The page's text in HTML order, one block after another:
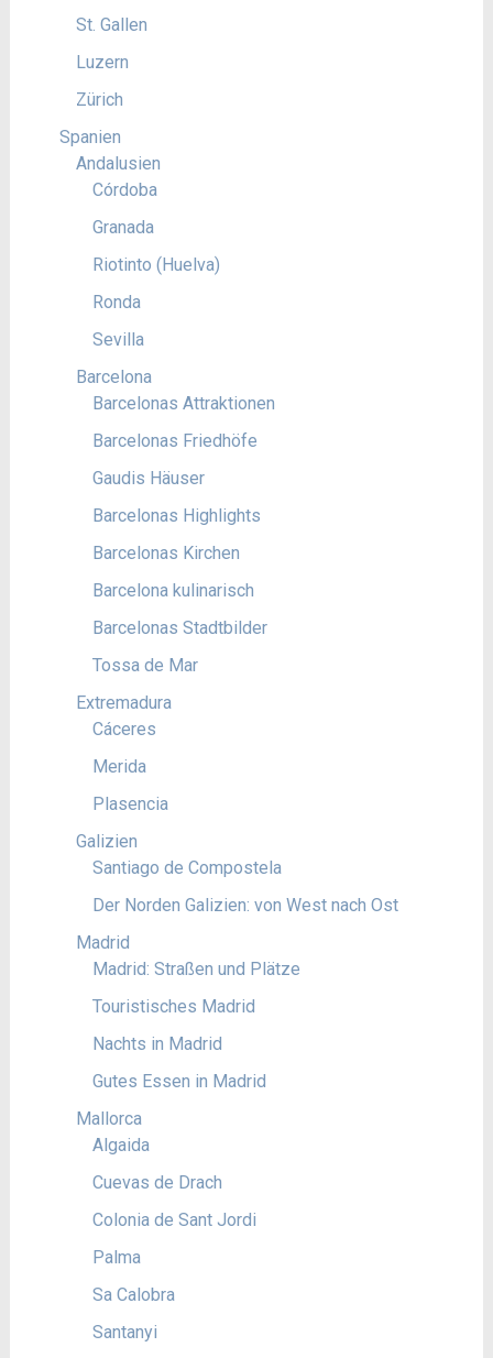
St. Gallen
Luzern
Zürich
Spanien
Andalusien
Córdoba
Granada
Riotinto (Huelva)
Ronda
Sevilla
Barcelona
Barcelonas Attraktionen
Barcelonas Friedhöfe
Gaudis Häuser
Barcelonas Highlights
Barcelonas Kirchen
Barcelona kulinarisch
Barcelonas Stadtbilder
Tossa de Mar
Extremadura
Cáceres
Merida
Plasencia
Galizien
Santiago de Compostela
Der Norden Galizien: von West nach Ost
Madrid
Madrid: Straßen und Plätze
Touristisches Madrid
Nachts in Madrid
Gutes Essen in Madrid
Mallorca
Algaida
Cuevas de Drach
Colonia de Sant Jordi
Palma
Sa Calobra
Santanyi